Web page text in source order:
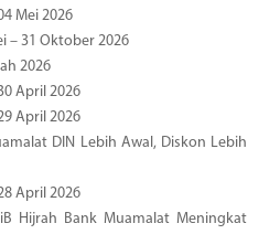
Mei 2026
– 31 Oktober 2026
2026
April 2026
April 2026
DIN Lebih Awal, Diskon Lebih
April 2026
Hijrah Bank Muamalat Meningkat